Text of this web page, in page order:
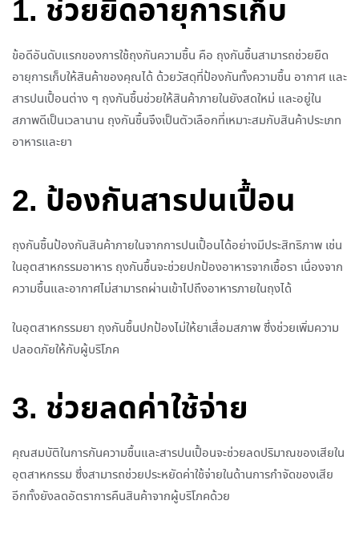
1. ช่วยยืดอายุการเก็บ
ข้อดีอันดับแรกของการใช้ถุงกันความชื้น คือ ถุงกันชื้นสามารถช่วยยืด
อายุการเก็บให้สินค้าของคุณได้ ด้วยวัสดุที่ป้องกันทั้งความชื้น อากาศ และ
สารปนเปื้อนต่าง ๆ ถุงกันชื้นช่วยให้สินค้าภายในยังสดใหม่ และอยู่ใน
สภาพดีเป็นเวลานาน ถุงกันชื้นจึงเป็นตัวเลือกที่เหมาะสมกับสินค้าประเภท
อาหารและยา
2. ป้องกันสารปนเปื้อน
ถุงกันชื้นป้องกันสินค้าภายในจากการปนเปื้อนได้อย่างมีประสิทธิภาพ เช่น
ในอุตสาหกรรมอาหาร ถุงกันชื้นจะช่วยปกป้องอาหารจากเชื้อรา เนื่องจาก
ความชื้นและอากาศไม่สามารถผ่านเข้าไปถึงอาหารภายในถุงได้
ในอุตสาหกรรมยา ถุงกันชื้นปกป้องไม่ให้ยาเสื่อมสภาพ ซึ่งช่วยเพิ่มความ
ปลอดภัยให้กับผู้บริโภค
3. ช่วยลดค่าใช้จ่าย
คุณสมบัติในการกันความชื้นและสารปนเปื้อนจะช่วยลดปริมาณของเสียใน
อุตสาหกรรม ซึ่งสามารถช่วยประหยัดค่าใช้จ่ายในด้านการกำจัดของเสีย
อีกทั้งยังลดอัตราการคืนสินค้าจากผู้บริโภคด้วย